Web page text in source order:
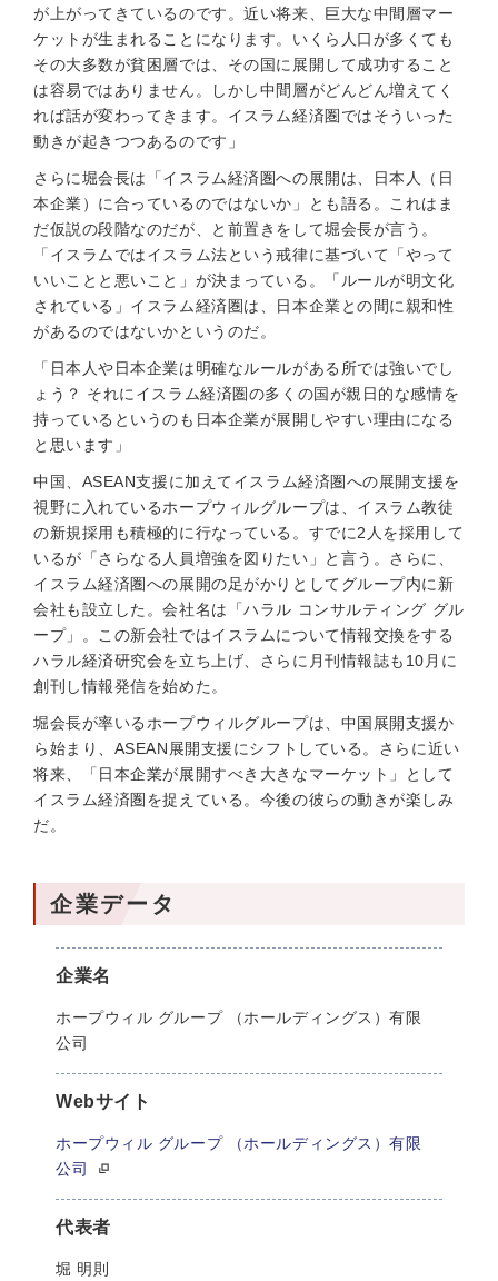
が上がってきているのです。近い将来、巨大な中間層マー
ケットが生まれることになります。いくら人口が多くても
その大多数が貧困層では、その国に展開して成功すること
は容易ではありません。しかし中間層がどんどん増えてく
れば話が変わってきます。イスラム経済圏ではそういった
動きが起きつつあるのです」
さらに堀会長は「イスラム経済圏への展開は、日本人（日
本企業）に合っているのではないか」とも語る。これはま
だ仮説の段階なのだが、と前置きをして堀会長が言う。
「イスラムではイスラム法という戒律に基づいて「やって
いいことと悪いこと」が決まっている。「ルールが明文化
されている」イスラム経済圏は、日本企業との間に親和性
があるのではないかというのだ。
「日本人や日本企業は明確なルールがある所では強いでし
ょう？ それにイスラム経済圏の多くの国が親日的な感情を
持っているというのも日本企業が展開しやすい理由になる
と思います」
中国、ASEAN支援に加えてイスラム経済圏への展開支援を
視野に入れているホープウィルグループは、イスラム教徒
の新規採用も積極的に行なっている。すでに2人を採用して
いるが「さらなる人員増強を図りたい」と言う。さらに、
イスラム経済圏への展開の足がかりとしてグループ内に新
会社も設立した。会社名は「ハラル コンサルティング グル
ープ」。この新会社ではイスラムについて情報交換をする
ハラル経済研究会を立ち上げ、さらに月刊情報誌も10月に
創刊し情報発信を始めた。
堀会長が率いるホープウィルグループは、中国展開支援か
ら始まり、ASEAN展開支援にシフトしている。さらに近い
将来、「日本企業が展開すべき大きなマーケット」として
イスラム経済圏を捉えている。今後の彼らの動きが楽しみ
だ。
企業データ
企業名
ホープウィル グループ （ホールディングス）有限
公司
Webサイト
ホープウィル グループ （ホールディングス）有限
公司
代表者
堀 明則